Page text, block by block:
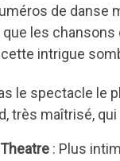
de danse
que les
intrigue
le spectacle le
très maîtrisé,
: Plus